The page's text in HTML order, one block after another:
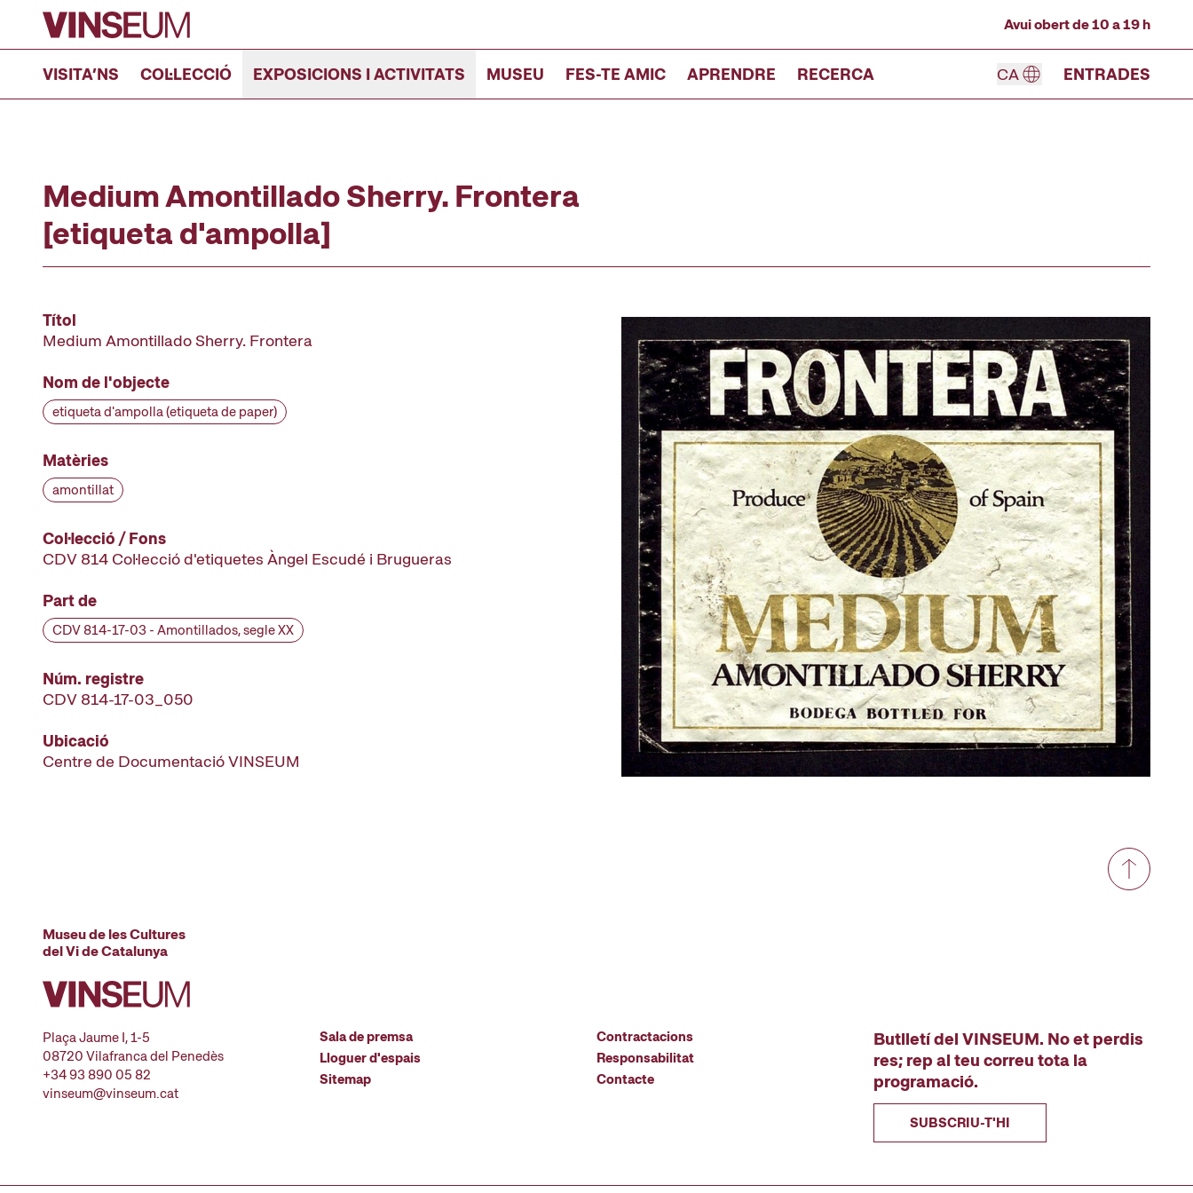
Anar al contingut
Avui obert de 10 a 19 h
VISITA’NS COL·LECCIÓ EXPOSICIONS I ACTIVITATS MUSEU FES-TE AMIC APRENDRE RECERCA CA ENTRADES
Medium Amontillado Sherry. Frontera
[etiqueta d'ampolla]
Títol
Medium Amontillado Sherry. Frontera
Nom de l'objecte
etiqueta d'ampolla (etiqueta de paper)
Matèries
amontillat
Col·lecció / Fons
CDV 814 Col·lecció d'etiquetes Àngel Escudé i Brugueras
Part de
CDV 814-17-03 - Amontillados, segle XX
Núm. registre
CDV 814-17-03_050
Ubicació
Centre de Documentació VINSEUM
Museu de les Cultures
del Vi de Catalunya
Plaça Jaume I, 1-5
08720 Vilafranca del Penedès
+34 93 890 05 82
vinseum@vinseum.cat
Sala de premsa
Lloguer d'espais
Sitemap
Contractacions
Responsabilitat
Contacte
Butlletí del VINSEUM. No et perdis
res; rep al teu correu tota la
programació.
SUBSCRIU-T'HI